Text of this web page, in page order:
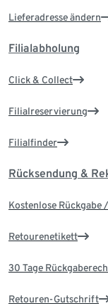
Lieferadresse ändern
Filialabholung
Click & Collect
Filialreservierung
Filialfinder
Rücksendung &
Kostenlose Rückgabe
Retourenetikett
30 Tage
Retouren-Gutschrift